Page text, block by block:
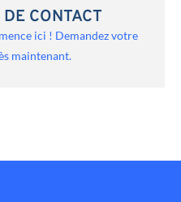
CONTACT
ici ! Demandez votre
maintenant.